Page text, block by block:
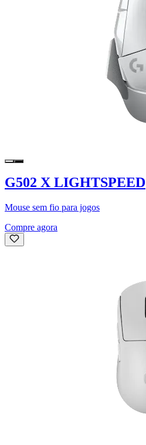
G502 X LIGHTSPEED
Mouse sem fio para jogos
Compre agora